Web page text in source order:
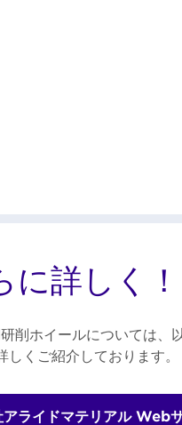
に詳しく！
削ホイールについては、
しくご紹介しております。
アライドマテリアル Web